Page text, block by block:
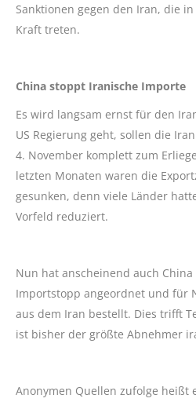
Sanktionen gegen den Iran, die
Kraft treten.
China stoppt Iranische Importe
Es wird langsam ernst für den
US Regierung geht, sollen die
4. November komplett zum
letzten Monaten waren die
gesunken, denn viele Länder
Vorfeld reduziert.
Nun hat anscheinend auch
Importstopp angeordnet und für
aus dem Iran bestellt. Dies trifft
ist bisher der größte Abnehmer
Anonymen Quellen zufolge heißt